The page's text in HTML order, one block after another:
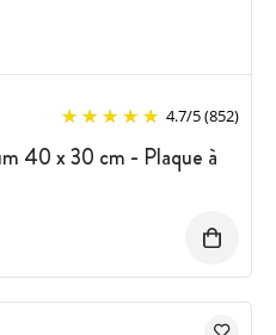
4.7/5(852)
40 x 30 cm - Plaque à